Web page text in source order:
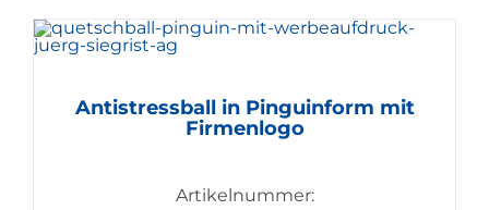
Antistressball in Pinguinform mit
Firmenlogo
Artikelnummer: